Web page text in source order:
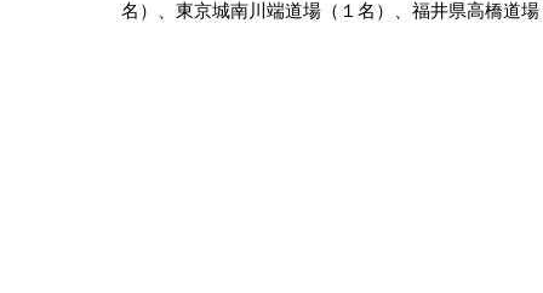
名）、東京城南川端道場（１名）、福井県高橋道